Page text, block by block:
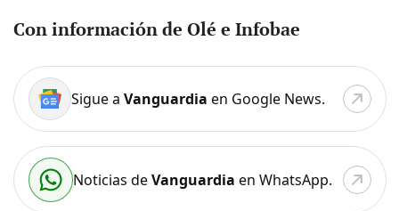
Con información de Olé e Infobae
Sigue a Vanguardia en Google News.
Noticias deVanguardia en WhatsApp.